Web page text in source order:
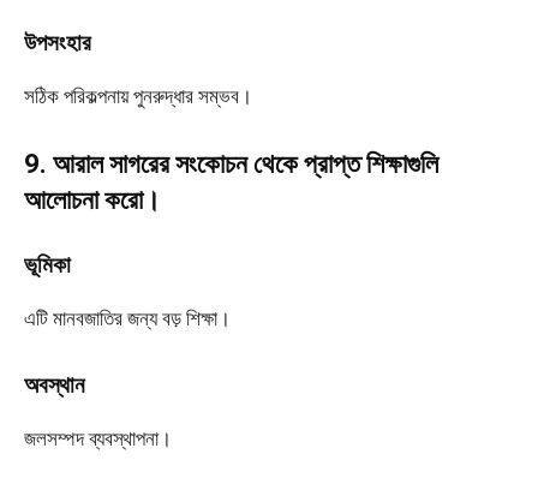
উপসংহার
সঠিক পরিকল্পনায় পুনরুদ্ধার সম্ভব।
9. আরাল সাগরের সংকোচন থেকে প্রাপ্ত শিক্ষাগুলি
আলোচনা করো।
ভূমিকা
এটি মানবজাতির জন্য বড় শিক্ষা।
অবস্থান
জলসম্পদ ব্যবস্থাপনা।